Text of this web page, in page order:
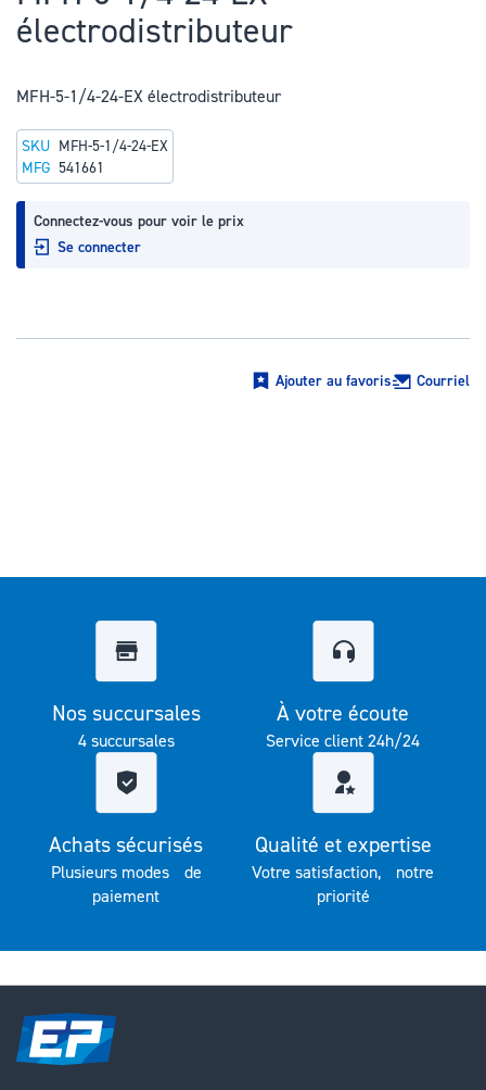
au
début
la
d’images
électrodistributeur
MFH-5-1/4-24-EX électrodistributeur
Connectez-vous pour voir le prix
Se connecter
SKU MFH-5-1/4-24-EX
MFG 541661
Ajouter au favoris Courriel
Nos succursales
4 succursales
À votre écoute
Service client 24h/24
Achats sécurisés
Plusieurs modes de
paiement
Qualité et expertise
Votre satisfaction, notre
priorité